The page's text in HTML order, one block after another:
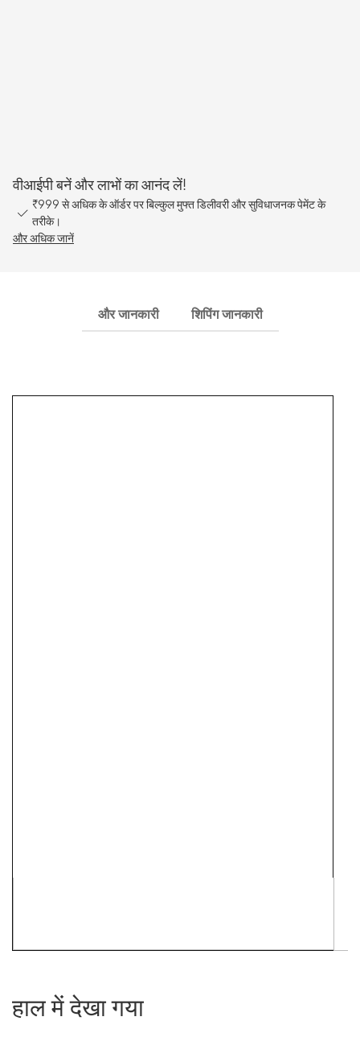
वीआईपी बनें और लाभों का आनंद लें!
₹999 से अधिक के ऑर्डर पर बिल्कुल मुफ्त डिलीवरी और सुविधाजनक पेमेंट के
तरीके।
और अधिक जानें
और जानकारी शिपिंग जानकारी
हाल में देखा गया